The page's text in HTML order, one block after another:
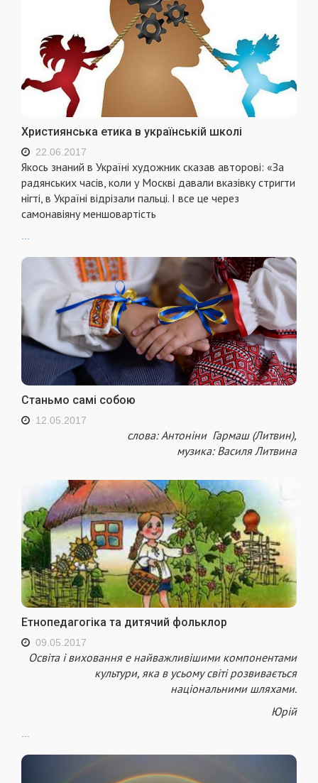
Християнська етика в українській школі
22.06.2017
Якось знаний в Українi художник сказав авторовi: «За
радянських часiв, коли у Москвi давали вказiвку стригти
нiгтi, в Українi вiдрiзали пальцi. І все це через
самонавiяну меншовартiсть
Станьмо самі собою
12.05.2017
слова: Антоніни Гармаш (Литвин),
музика: Василя Литвина
Етнопедагогіка та дитячий фольклор
09.05.2017
Освіта і виховання е найважливішими компонентами
культури, яка в усьому світі розвивається
національними шляхами.
Юрій
...